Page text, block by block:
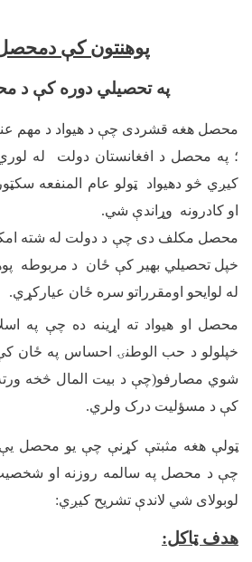
پوهنتون کې
په تحصیلي دوره کې د
محصل هغه قشردی چې د هیواد د مهم
؛ په محصل د افغانستان دولت له لوري
کیږي څو دهیواد ټولو عام المنفعه
او کادرونه وړاندې شي.
محصل مکلف دی چې د دولت له شته
خپل تحصیلي بهیر کې ځان د مربوطه
له لوایحو اومقرراتو سره ځان عیارکړي.
محصل او هیواد ته اړینه ده چې په
خپلولو د حب الوطنۍ احساس په ځان
شوي مصارفو(چې د بیت المال څخه
کې د مسؤلیت درک ولري.
ټولې هغه مثبتې کړنې چې یو محصل یې
چې د محصل په سالمه روزنه او
لوبولای شي لاندې تشریح کیږي:
هدف ټاکل: